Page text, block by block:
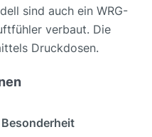
sind auch ein WRG-
verbaut. Die
Druckdosen.
Besonderheit